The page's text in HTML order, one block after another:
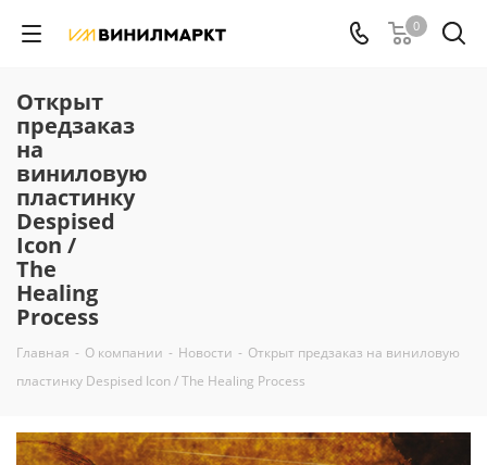
0
Открыт
предзаказ
на
виниловую
пластинку
Despised
Icon /
The
Healing
Process
Главная - О компании - Новости - Открыт предзаказ на виниловую
пластинку Despised Icon / The Healing Process